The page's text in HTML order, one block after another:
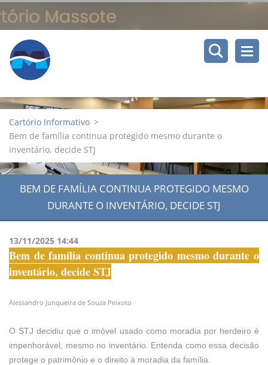
Cartório Informativo >
Bem de família continua protegido mesmo durante o
inventário, decide STJ
BEM DE FAMÍLIA CONTINUA PROTEGIDO MESMO
DURANTE O INVENTÁRIO, DECIDE STJ
13/11/2025 14:44
Bem de família continua protegido mesmo durante o
inventário, decide STJ
Alessandro Junqueira de Souza Peixoto
O STJ decidiu que o imóvel usado como moradia por herdeiro é
impenhorável, mesmo no inventário. Entenda como essa decisão
protege o patrimônio e o direito à moradia da família.